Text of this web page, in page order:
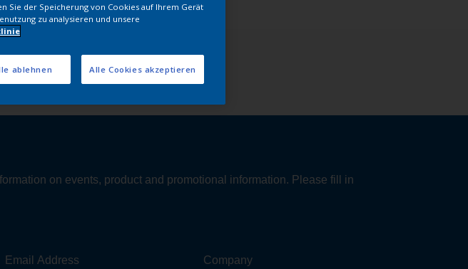
Sie der Speicherung von Cookies auf Ihrem Gerät
zu analysieren und unsere
ablehnen Alle Cookies akzeptieren